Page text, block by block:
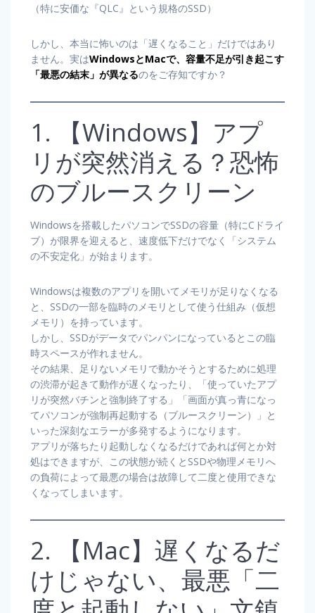
（特に安価な『QLC』という規格のSSD）
しかし、本当に怖いのは「遅くなること」だけではあり
ません。実はWindowsとMacで、容量不足が引き起こす
「最悪の結末」が異なるのをご存知ですか？
1. 【Windows】アプ
リが突然消える？恐怖
のブルースクリーン
Windowsを搭載したパソコンでSSDの容量（特にCドライ
ブ）が限界を迎えると、速度低下だけでなく「システム
の不安定化」が始まります。
Windowsは複数のアプリを開いてメモリが足りなくなる
と、SSDの一部を臨時のメモリとして使う仕組み（仮想
メモリ）を持っています。
しかし、SSDがデータでパンパンになっているとこの臨
時スペースが作れません。
その結果、足りないメモリで動かそうとするために処理
の渋滞が起きて動作が遅くなったり、「使っていたアプ
リが突然バチンと強制終了する」「画面が真っ青になっ
てパソコンが強制再起動する（ブルースクリーン）」と
いった深刻なエラーが多発するようになります。
アプリが落ちたり起動しなくなるだけであれば何とか対
処はできますが、この状態が続くとSSDや物理メモリへ
の負荷によって最悪の場合は故障して二度と使用できな
くなってしまいます。
2. 【Mac】遅くなるだ
けじゃない、最悪「二